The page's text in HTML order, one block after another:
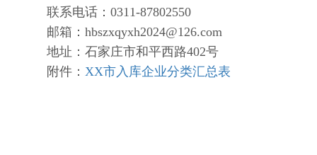
联系电话：0311-87802550
邮箱：hbszxqyxh2024@126.com
地址：石家庄市和平西路402号
附件： XX市入库企业分类汇总表